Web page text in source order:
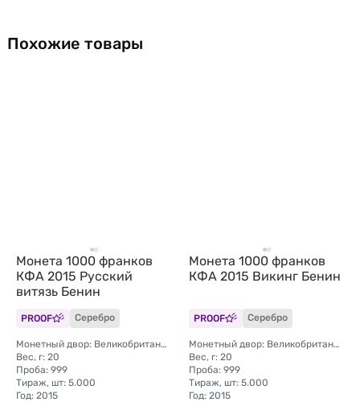
Похожие товары
Монета 1000 франков
КФА 2015 Русский
витязь Бенин
PROOF Серебро
Монетный двор: Великобритания, Тэдворс
Вес, г: 20
Проба: 999
Тираж, шт: 5.000
Год: 2015
Монета 1000 франков
КФА 2015 Викинг Бенин
PROOF Серебро
Монетный двор: Великобритания, Тэдворс
Вес, г: 20
Проба: 999
Тираж, шт: 5.000
Год: 2015